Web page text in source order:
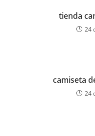
tienda
24
camiseta
24